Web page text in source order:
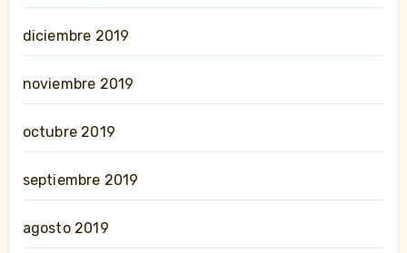
diciembre 2019
noviembre 2019
octubre 2019
septiembre 2019
agosto 2019